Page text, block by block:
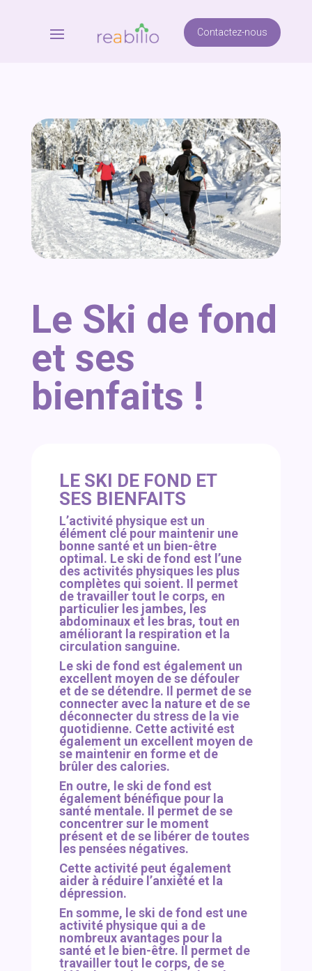
Contactez-nous
Le Ski de fond
et ses
bienfaits !
LE SKI DE FOND ET
SES BIENFAITS
L’activité physique est un
élément clé pour maintenir une
bonne santé et un bien-être
optimal. Le ski de fond est l’une
des activités physiques les plus
complètes qui soient. Il permet
de travailler tout le corps, en
particulier les jambes, les
abdominaux et les bras, tout en
améliorant la respiration et la
circulation sanguine.
Le ski de fond est également un
excellent moyen de se défouler
et de se détendre. Il permet de se
connecter avec la nature et de se
déconnecter du stress de la vie
quotidienne. Cette activité est
également un excellent moyen de
se maintenir en forme et de
brûler des calories.
En outre, le ski de fond est
également bénéfique pour la
santé mentale. Il permet de se
concentrer sur le moment
présent et de se libérer de toutes
les pensées négatives.
Cette activité peut également
aider à réduire l’anxiété et la
dépression.
En somme, le ski de fond est une
activité physique qui a de
nombreux avantages pour la
santé et le bien-être. Il permet de
travailler tout le corps, de se